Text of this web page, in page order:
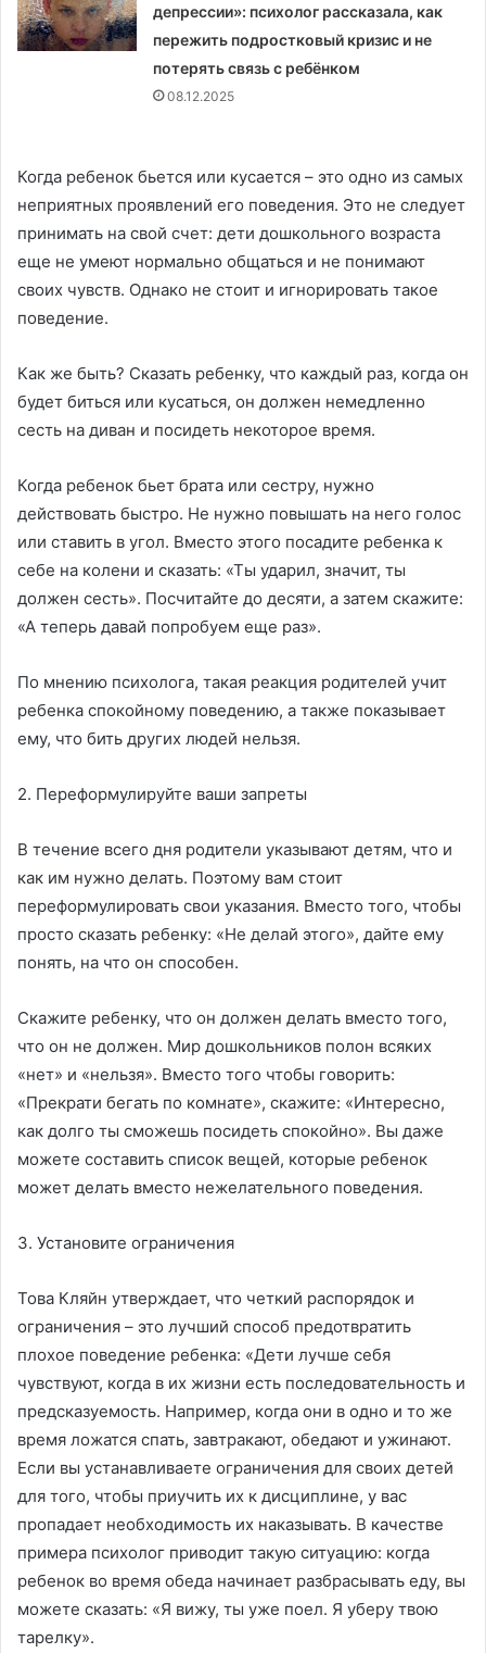
депрессии»: психолог рассказала, как
пережить подростковый кризис и не
потерять связь с ребёнком
08.12.2025
Когда ребенок бьется или кусается – это одно из самых
неприятных проявлений его поведения. Это не следует
принимать на свой счет: дети дошкольного возраста
еще не умеют нормально общаться и не понимают
своих чувств. Однако не стоит и игнорировать такое
поведение.
Как же быть? Сказать ребенку, что каждый раз, когда он
будет биться или кусаться, он должен немедленно
сесть на диван и посидеть некоторое время.
Когда ребенок бьет брата или сестру, нужно
действовать быстро. Не нужно повышать на него голос
или ставить в угол. Вместо этого посадите ребенка к
себе на колени и сказать: «Ты ударил, значит, ты
должен сесть». Посчитайте до десяти, а затем скажите:
«А теперь давай попробуем еще раз».
По мнению психолога, такая реакция родителей учит
ребенка спокойному поведению, а также показывает
ему, что бить других людей нельзя.
2. Переформулируйте ваши запреты
В течение всего дня родители указывают детям, что и
как им нужно делать. Поэтому вам стоит
переформулировать свои указания. Вместо того, чтобы
просто сказать ребенку: «Не делай этого», дайте ему
понять, на что он способен.
Скажите ребенку, что он должен делать вместо того,
что он не должен. Мир дошкольников полон всяких
«нет» и «нельзя». Вместо того чтобы говорить:
«Прекрати бегать по комнате», скажите: «Интересно,
как долго ты сможешь посидеть спокойно». Вы даже
можете составить список вещей, которые ребенок
может делать вместо нежелательного поведения.
3. Установите ограничения
Това Кляйн утверждает, что четкий распорядок и
ограничения – это лучший способ предотвратить
плохое поведение ребенка: «Дети лучше себя
чувствуют, когда в их жизни есть последовательность и
предсказуемость. Например, когда они в одно и то же
время ложатся спать, завтракают, обедают и ужинают.
Если вы устанавливаете ограничения для своих детей
для того, чтобы приучить их к дисциплине, у вас
пропадает необходимость их наказывать. В качестве
примера психолог приводит такую ситуацию: когда
ребенок во время обеда начинает разбрасывать еду, вы
можете сказать: «Я вижу, ты уже поел. Я уберу твою
тарелку».